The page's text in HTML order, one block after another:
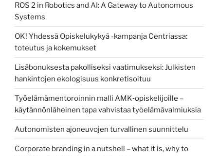
ROS 2 in Robotics and AI: A Gateway to Autonomous
Systems
OK! Yhdessä Opiskelukykyä -kampanja Centriassa:
toteutus ja kokemukset
Lisäbonuksesta pakolliseksi vaatimukseksi: Julkisten
hankintojen ekologisuus konkretisoituu
Työelämämentoroinnin malli AMK‑opiskelijoille –
käytännönläheinen tapa vahvistaa työelämävalmiuksia
Autonomisten ajoneuvojen turvallinen suunnittelu
Corporate branding in a nutshell – what it is, why to